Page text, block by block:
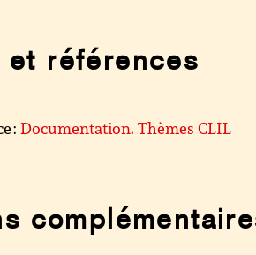
et références
:Documentation. Thèmes CLIL